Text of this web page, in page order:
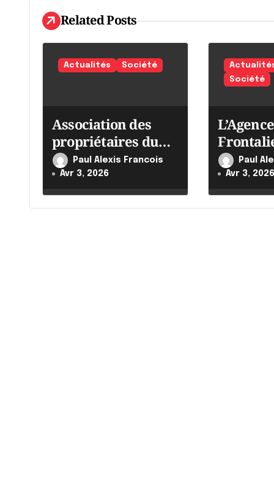
i
o
n
l
'
a
r
Related Posts
Actualités Société
Association des
propriétaires du
Québec
Paul Alexis Francois
Avr 3, 2026
Société
Canada
ses
Paul
Avr 3, 2026